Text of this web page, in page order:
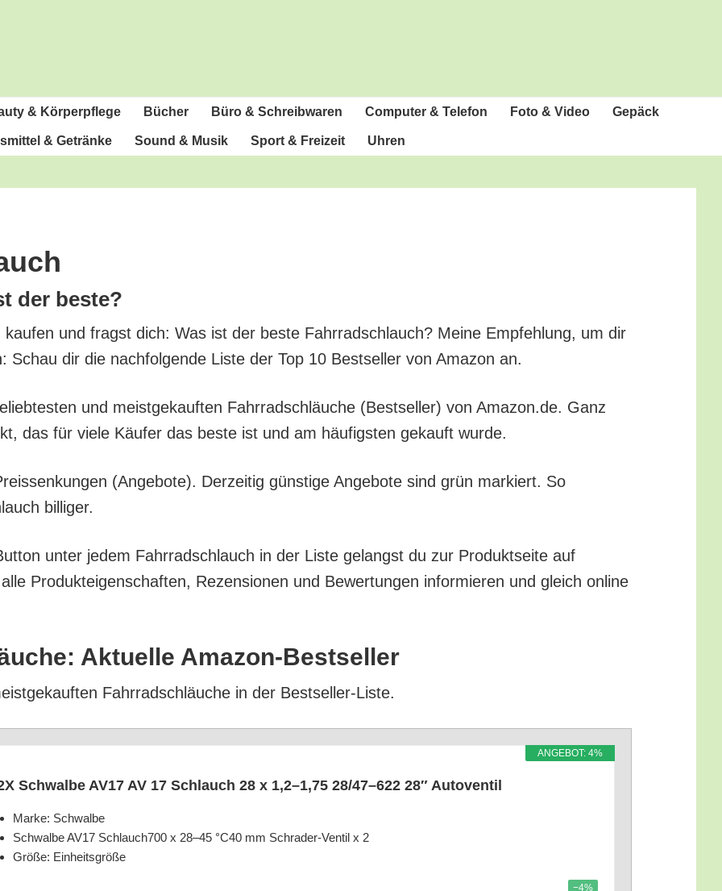
& Körperpflege Bücher Büro & Schreibwaren Com­pu­ter & Telefon Foto & Video Gepäck
& Getränke Sound & Musik Sport & Freizeit Uhren
der beste?
und fragst dich: Was ist der bes­te Fahr­rad­schlauch? Mei­ne Emp­feh­lung, um dir
Schau dir die nach­fol­gen­de Lis­te der Top 10 Best­sel­ler von Ama­zon an.
und meist­ge­kauf­ten Fahr­rad­schläu­che (Best­sel­ler) von Amazon.de. Ganz
das für vie­le Käu­fer das bes­te ist und am häu­figs­ten gekauft wurde.
(Ange­bo­te). Der­zei­tig güns­ti­ge Ange­bo­te sind grün mar­kiert. So
billiger.
unter jedem Fahr­rad­schlauch in der Lis­te gelangst du zur Pro­dukt­sei­te auf
Pro­duk­tei­gen­schaf­ten, Rezen­sio­nen und Bewer­tun­gen infor­mie­ren und gleich online
Aktu­el­le Amazon-Bestseller
Fahr­rad­schläu­che in der Bestseller-Liste.
ANGE­BOT: 4%
Schwal­be AV17 AV 17 Schlauch 28 x 1,2–1,75 28/47–622 28″ Autoventil
Mar­ke: Schwalbe
Schwal­be AV17 Schlauch700 x 28–45 °C40 mm Schr­a­der-Ven­til x 2
Grö­ße: Einheitsgröße
−4%